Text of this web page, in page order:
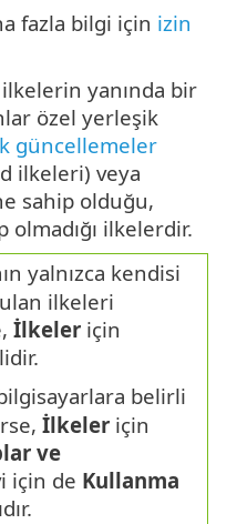
fazla bilgi için izin
yanında bir
özel yerleşik
güncellemeler
ilkeleri) veya
sahip olduğu,
olmadığı ilkelerdir.
yalnızca kendisi
ilkeleri
İlkeler için
bilgisayarlara belirli
İlkeler için
ve
için de Kullanma